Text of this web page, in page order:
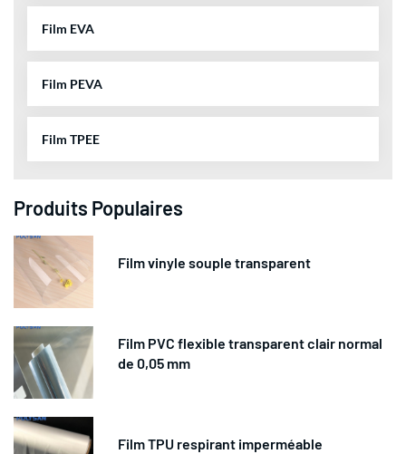
Film EVA
Film PEVA
Film TPEE
Produits Populaires
Film vinyle souple transparent
Film PVC flexible transparent clair normal
de 0,05 mm
Film TPU respirant imperméable